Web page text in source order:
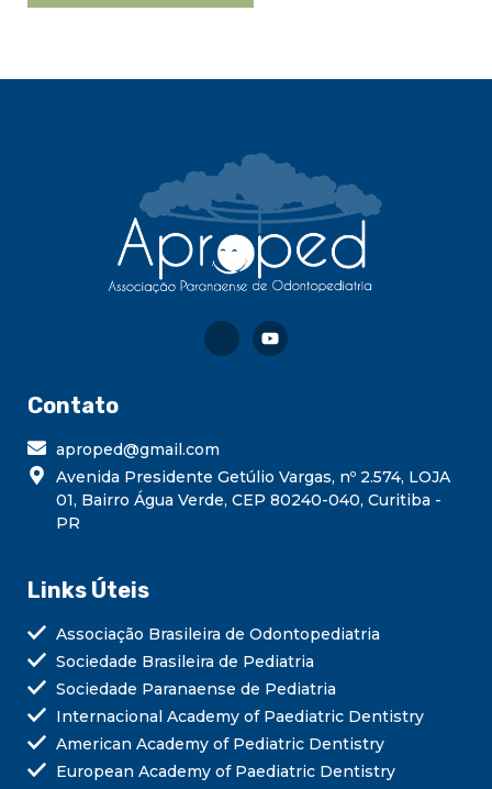
Contato
aproped@gmail.com
Avenida Presidente Getúlio Vargas, nº 2.574, LOJA
01, Bairro Água Verde, CEP 80240-040, Curitiba -
PR
Links Úteis
Associação Brasileira de Odontopediatria
Sociedade Brasileira de Pediatria
Sociedade Paranaense de Pediatria
Internacional Academy of Paediatric Dentistry
American Academy of Pediatric Dentistry
European Academy of Paediatric Dentistry